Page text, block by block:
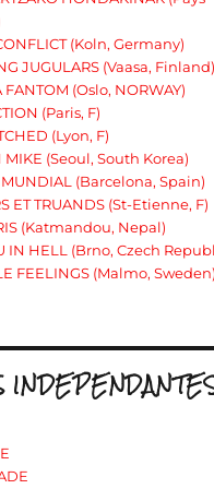
(Koln, Germany)
JUGULARS (Vaasa, Finland)
FANTOM (Oslo, NORWAY)
(Paris, F)
(Lyon, F)
MIKE (Seoul, South Korea)
(Barcelona, Spain)
ET TRUANDS (St-Etienne, F)
(Katmandou, Nepal)
IN HELL (Brno, Czech
FEELINGS (Malmo, Sweden)